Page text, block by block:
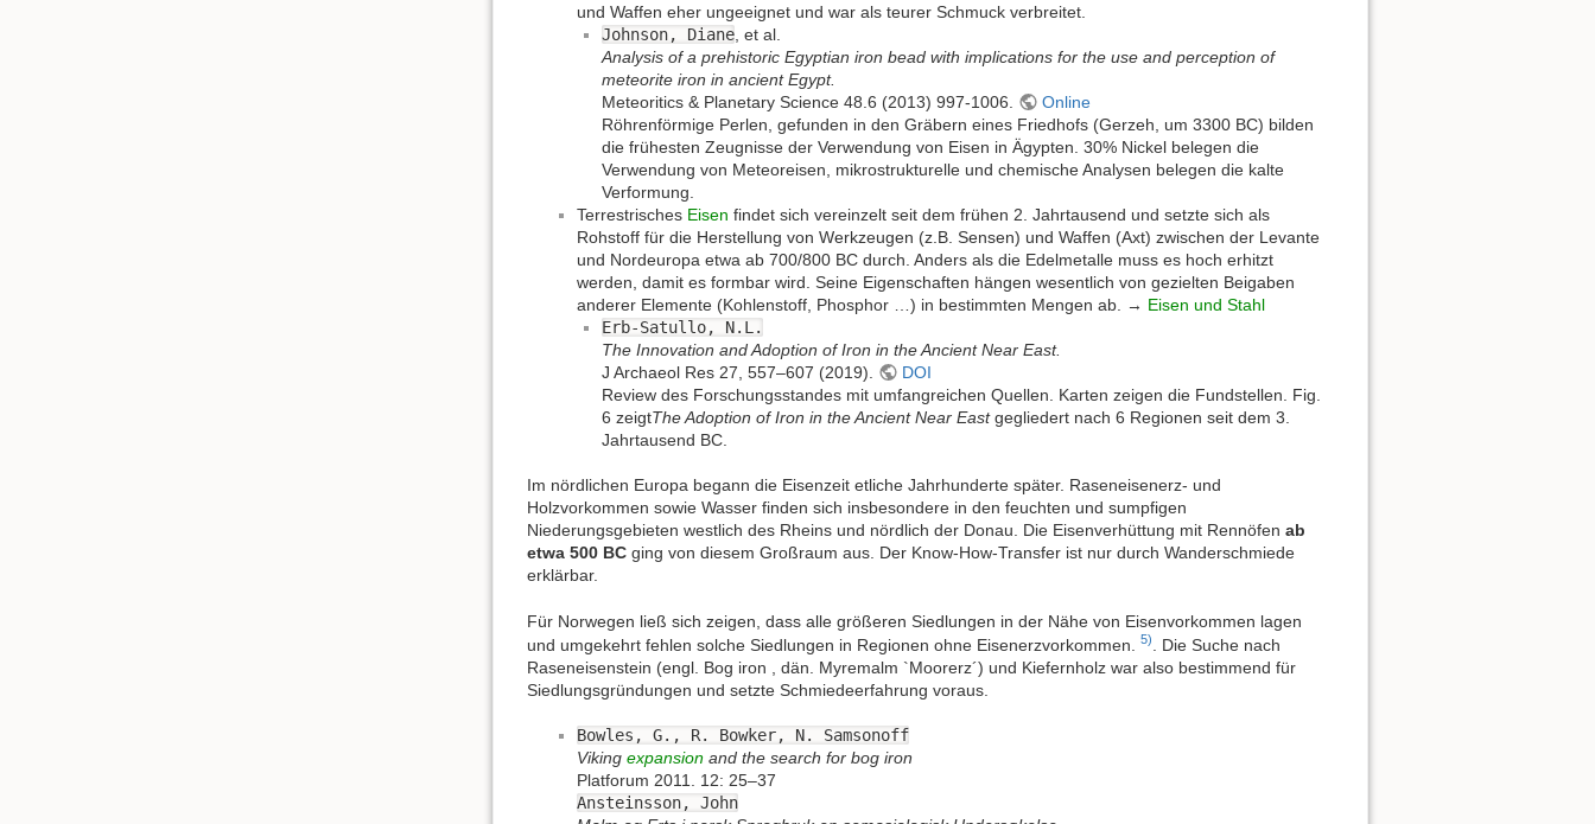
und Waffen eher ungeeignet und war als teurer Schmuck verbreitet.
Johnson, Diane , et al.
Analysis of a prehistoric Egyptian iron bead with implications for the use and perception of
meteorite iron in ancient Egypt.
Meteoritics & Planetary Science 48.6 (2013) 997-1006.
Online
Röhrenförmige Perlen, gefunden in den Gräbern eines Friedhofs (Gerzeh, um 3300 BC) bilden
die frühesten Zeugnisse der Verwendung von Eisen in Ägypten. 30% Nickel belegen die
Verwendung von Meteoreisen, mikrostrukturelle und chemische Analysen belegen die kalte
Verformung.
Terrestrisches Eisen findet sich vereinzelt seit dem frühen 2. Jahrtausend und setzte sich als
Rohstoff für die Herstellung von Werkzeugen (z.B. Sensen) und Waffen (Axt) zwischen der Levante
und Nordeuropa etwa ab 700/800 BC durch. Anders als die Edelmetalle muss es hoch erhitzt
werden, damit es formbar wird. Seine Eigenschaften hängen wesentlich von gezielten Beigaben
anderer Elemente (Kohlenstoff, Phosphor …) in bestimmten Mengen ab. → Eisen und Stahl
Erb-Satullo, N.L.
The Innovation and Adoption of Iron in the Ancient Near East.
J Archaeol Res 27, 557–607 (2019).
DOI
Review des Forschungsstandes mit umfangreichen Quellen. Karten zeigen die Fundstellen. Fig.
6 zeigtThe Adoption of Iron in the Ancient Near Eastgegliedert nach 6 Regionen seit dem 3.
Jahrtausend BC.
Im nördlichen Europa begann die Eisenzeit etliche Jahrhunderte später. Raseneisenerz- und
Holzvorkommen sowie Wasser finden sich insbesondere in den feuchten und sumpfigen
Niederungsgebieten westlich des Rheins und nördlich der Donau. Die Eisenverhüttung mit Rennöfen ab
etwa 500 BC ging von diesem Großraum aus. Der Know-How-Transfer ist nur durch Wanderschmiede
erklärbar.
Für Norwegen ließ sich zeigen, dass alle größeren Siedlungen in der Nähe von Eisenvorkommen lagen
und umgekehrt fehlen solche Siedlungen in Regionen ohne Eisenerzvorkommen.
5)
. Die Suche nach
Raseneisenstein (engl. Bog iron , dän. Myremalm `Moorerz´) und Kiefernholz war also bestimmend für
Siedlungsgründungen und setzte Schmiedeerfahrung voraus.
Bowles, G., R. Bowker, N. Samsonoff
Viking expansion and the search for bog iron
Platforum 2011. 12: 25–37
Ansteinsson, John